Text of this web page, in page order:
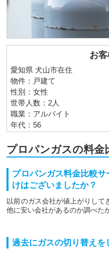
お
愛知県 犬山市在住
物件：戸建て
性別：女性
世帯人数：2人
職業：アルバイト
年代：56
プロパンガスの料金
プロパンガス料金比較
けはございましたか？
以前のガス会社が値上がりして
他に安い会社があるのか調べた
過去にガスの切り替えを